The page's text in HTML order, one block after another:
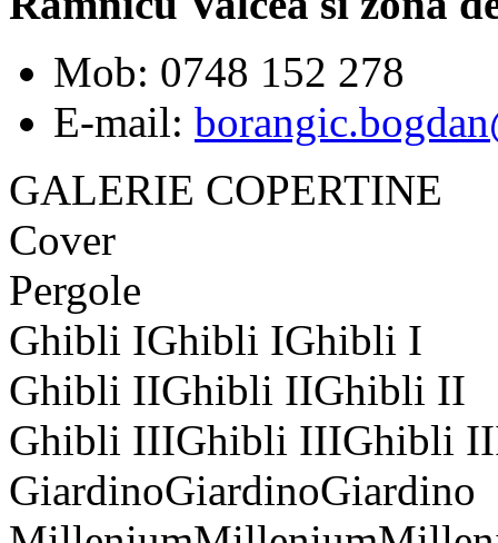
Mob: 0748 152 278
E-mail:
GALERIE COPERTINE
Cover
Pergole
Ghibli IGhibli IGhibli I
Ghibli IIGhibli IIGhibli II
Ghibli IIIGhibli IIIGhibli
GiardinoGiardinoGiardino